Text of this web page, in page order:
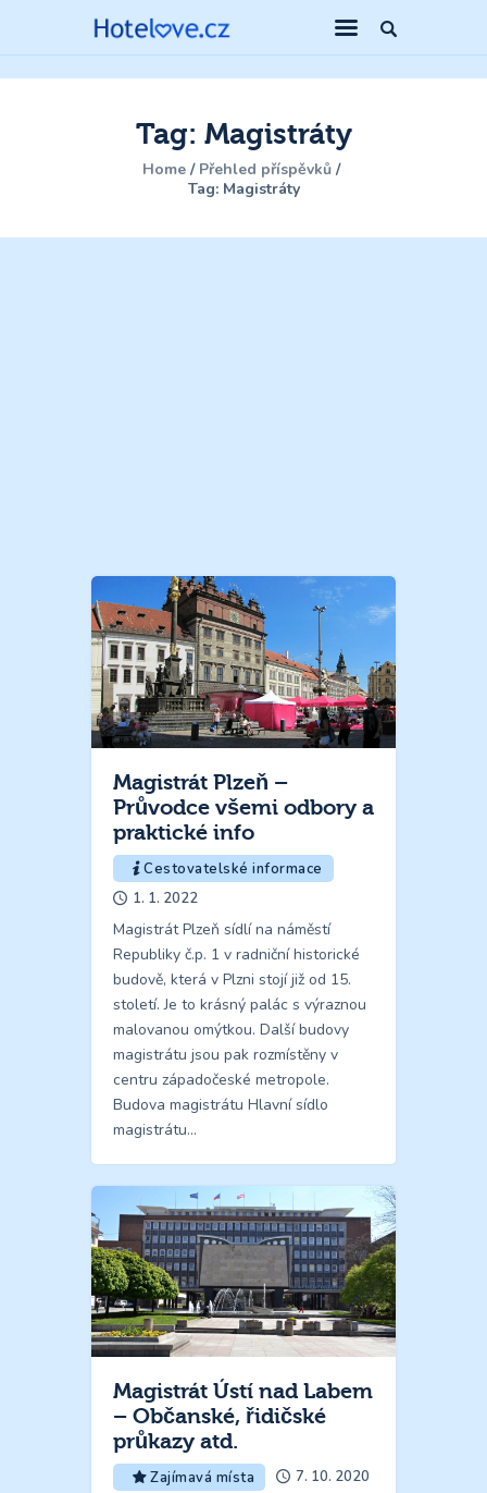
Tag: Magistráty
Home
Přehled příspěvků
Tag: Magistráty
Magistrát Plzeň –
Průvodce všemi odbory a
praktické info
Cestovatelské informace
1. 1. 2022
Magistrát Plzeň sídlí na náměstí
Republiky č.p. 1 v radniční historické
budově, která v Plzni stojí již od 15.
století. Je to krásný palác s výraznou
malovanou omýtkou. Další budovy
magistrátu jsou pak rozmístěny v
centru západočeské metropole.
Budova magistrátu Hlavní sídlo
magistrátu…
Magistrát Ústí nad Labem
– Občanské, řidičské
průkazy atd.
Zajímavá místa 7. 10. 2020